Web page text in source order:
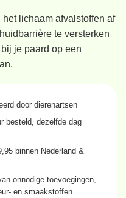
lichaam afvalstoffen af
te versterken
je paard op een
door dierenartsen
besteld, dezelfde dag
binnen Nederland &
onnodige toevoegingen,
en smaakstoffen.